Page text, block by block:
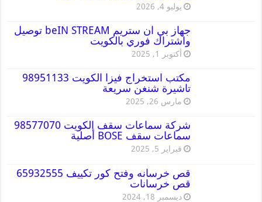
يوليو 4, 2026
جهاز بي ان ستريم beIN STREAM توصيل
واشتراك فوري بالكويت
أكتوبر 1, 2025
مكتب استخراج فيزا الكويت 98951133
تاشيرة شنغن سريعة
مارس 26, 2025
شركة سماعات سقف الكويت 98577070
سماعات سقف BOSE أصلية
فبراير 5, 2025
قص خرسانه وفتح كور تكييف 65932555
قص خرسانات
ديسمبر 18, 2024